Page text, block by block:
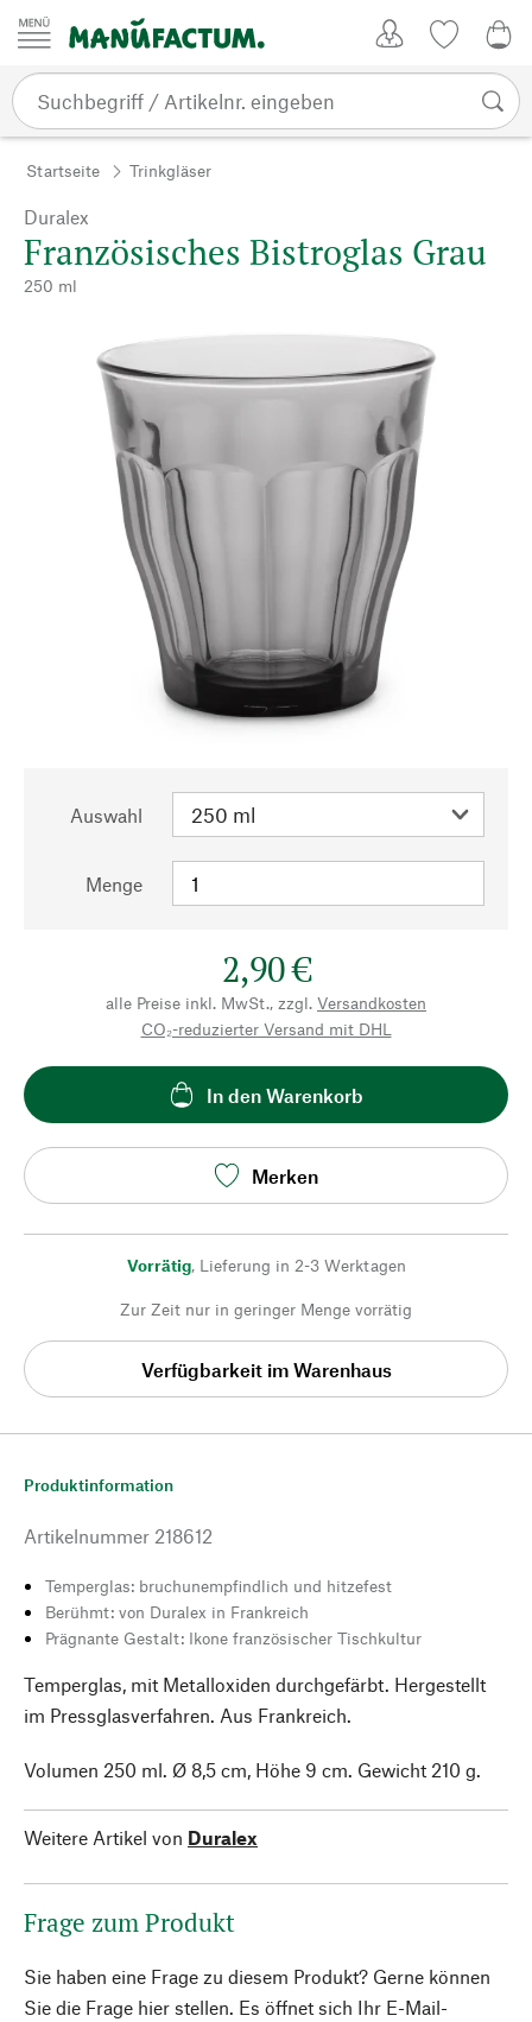
Zum Inhalt springen
Startseite Trinkgläser
Duralex
Französisches Bistroglas Grau
250 ml
Auswahl
Menge
2,90 €
alle Preise inkl. MwSt., zzgl. Versandkosten
CO₂-reduzierter Versand mit DHL
In den Warenkorb
Merken
Vorrätig, Lieferung in 2-3 Werktagen
Zur Zeit nur in geringer Menge vorrätig
Verfügbarkeit im Warenhaus
Produktinformation
Artikelnummer 218612
Temperglas: bruchunempfindlich und hitzefest
Berühmt: von Duralex in Frankreich
Prägnante Gestalt: Ikone französischer Tischkultur
Temperglas, mit Metalloxiden durchgefärbt. Hergestellt
im Pressglasverfahren. Aus Frankreich.
Volumen 250 ml. Ø 8,5 cm, Höhe 9 cm. Gewicht 210 g.
Weitere Artikel von Duralex
Frage zum Produkt
Sie haben eine Frage zu diesem Produkt? Gerne können
Sie die Frage hier stellen. Es öffnet sich Ihr E-Mail-